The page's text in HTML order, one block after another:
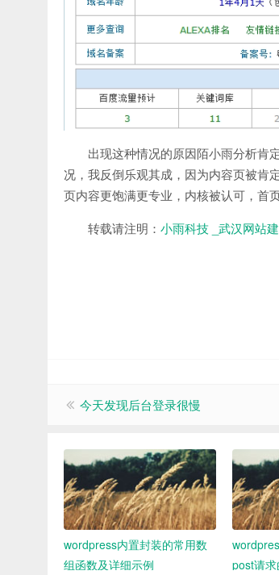
出现这种情况的原因陌小雨分析肯
况，我反倒乐观其成，因为内容页被肯
页内容更饱满更专业，内核被认可，首
转载请注明： 小雨科技 _武汉网站
今天发现后台登录很慢
wordpress内置封装的常用数
组函数及详细示例
post请